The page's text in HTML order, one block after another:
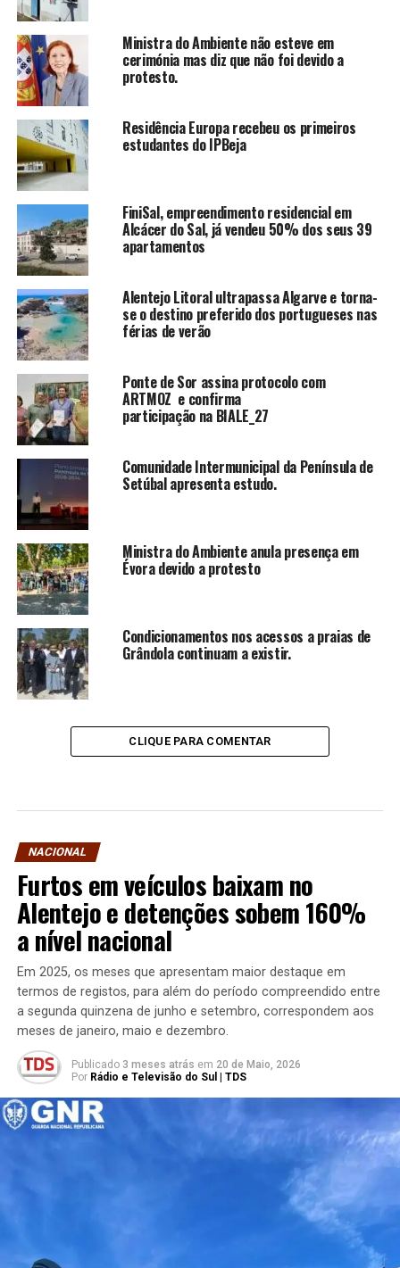
Ministra do Ambiente não esteve em
cerimónia mas diz que não foi devido a
protesto.
Residência Europa recebeu os primeiros
estudantes do IPBeja
FiniSal, empreendimento residencial em
Alcácer do Sal, já vendeu 50% dos seus 39
apartamentos
Alentejo Litoral ultrapassa Algarve e torna-
se o destino preferido dos portugueses nas
férias de verão
Ponte de Sor assina protocolo com
ARTMOZ e confirma
participação na BIALE_27
Comunidade Intermunicipal da Península de
Setúbal apresenta estudo.
Ministra do Ambiente anula presença em
Évora devido a protesto
Condicionamentos nos acessos a praias de
Grândola continuam a existir.
CLIQUE PARA COMENTAR
NACIONAL
Furtos em veículos baixam no
Alentejo e detenções sobem 160%
a nível nacional
Em 2025, os meses que apresentam maior destaque em
termos de registos, para além do período compreendido entre
a segunda quinzena de junho e setembro, correspondem aos
meses de janeiro, maio e dezembro.
Publicado 3 meses atrás em 20 de Maio, 2026
Por Rádio e Televisão do Sul | TDS